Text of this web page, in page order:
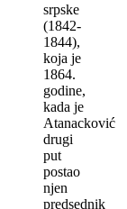
srpske
(1842-
1844),
koja je
1864.
godine,
kada je
Atanacković
drugi
put
postao
njen
predsednik